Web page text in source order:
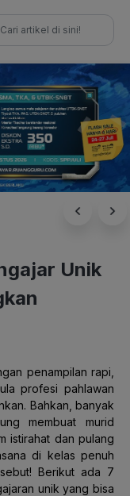
Unik
penampilan rapi,
profesi pahlawan
Bahkan, banyak
membuat murid
istirahat dan pulang
di kelas penuh
Berikut ada 7
unik yang bisa